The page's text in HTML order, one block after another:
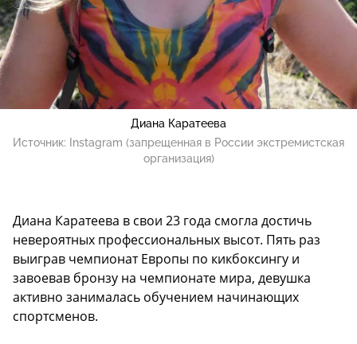
Диана Каратеева
Источник:
Instagram (запрещенная в России экстремистская
организация)
Диана Каратеева в свои 23 года смогла достичь
невероятных профессиональных высот. Пять раз
выиграв чемпионат Европы по кикбоксингу и
завоевав бронзу на чемпионате мира, девушка
активно занималась обучением начинающих
спортсменов.